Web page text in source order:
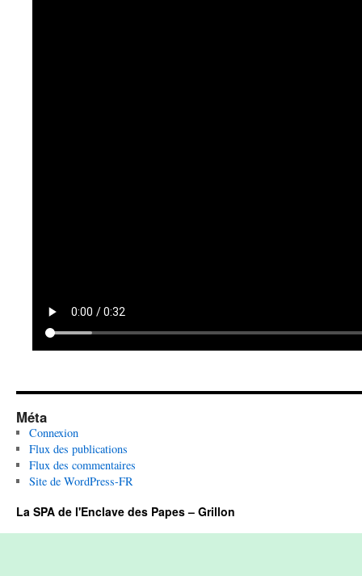
Méta
Connexion
Flux des publications
Flux des commentaires
Site de WordPress-FR
La SPA de l'Enclave des Papes – Grillon